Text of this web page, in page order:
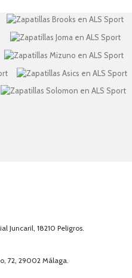
Juncaril, 18210 Peligros.
72, 29002 Málaga.